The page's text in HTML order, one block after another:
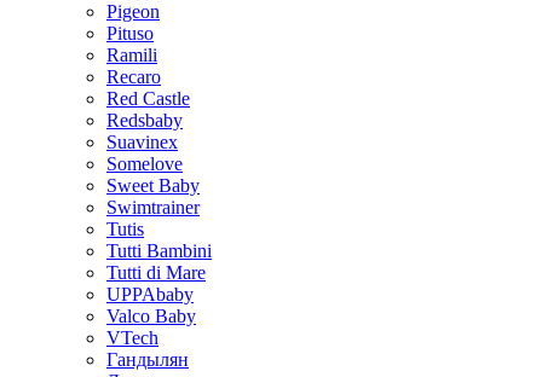
Pigeon
Pituso
Ramili
Recaro
Red Castle
Redsbaby
Suavinex
Somelove
Sweet Baby
Swimtrainer
Tutis
Tutti Bambini
Tutti di Mare
UPPAbaby
Valco Baby
VTech
Гандылян